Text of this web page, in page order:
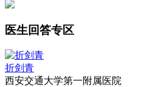
医生回答专区
折剑青
西安交通大学第一附属医院